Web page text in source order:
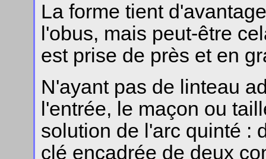
La forme tient
l'obus, mais peut-être
est prise de près et en
N'ayant pas de linteau
l'entrée, le maçon ou
solution de l'arc quinté :
clé encadrée de deux